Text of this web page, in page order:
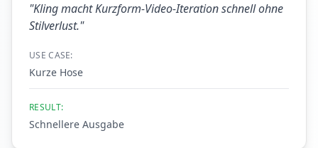
"Kling macht Kurzform-Video-Iteration schnell ohne
Stilverlust."
USE CASE:
Kurze Hose
RESULT:
Schnellere Ausgabe